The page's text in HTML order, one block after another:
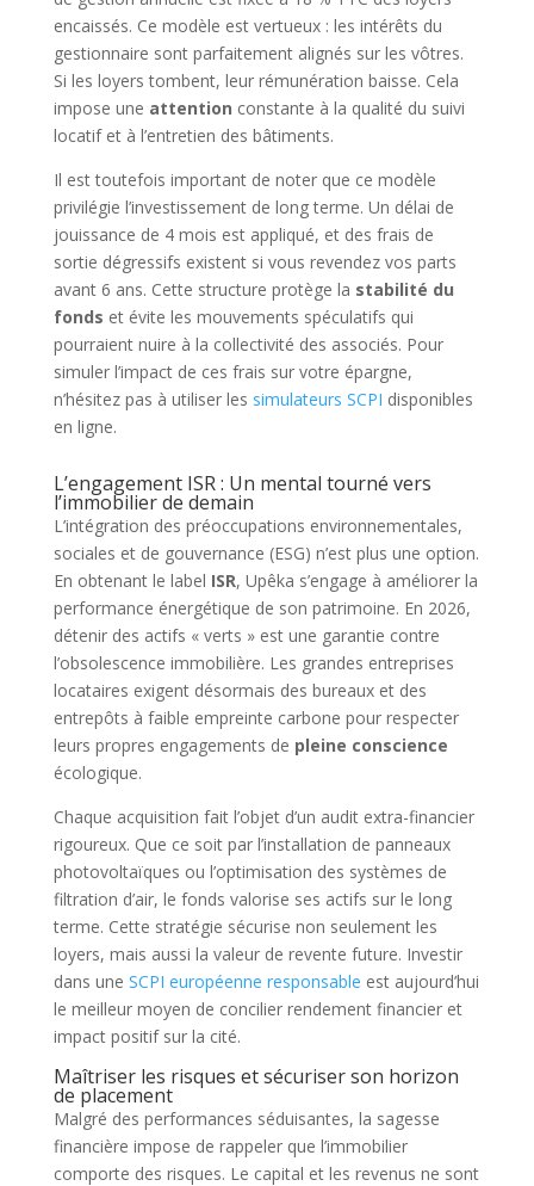
encaissés. Ce modèle est vertueux : les intérêts du
gestionnaire sont parfaitement alignés sur les vôtres.
Si les loyers tombent, leur rémunération baisse. Cela
impose une attention constante à la qualité du suivi
locatif et à l’entretien des bâtiments.
Il est toutefois important de noter que ce modèle
privilégie l’investissement de long terme. Un délai de
jouissance de 4 mois est appliqué, et des frais de
sortie dégressifs existent si vous revendez vos parts
avant 6 ans. Cette structure protège la stabilité du
fonds et évite les mouvements spéculatifs qui
pourraient nuire à la collectivité des associés. Pour
simuler l’impact de ces frais sur votre épargne,
n’hésitez pas à utiliser les simulateurs SCPI disponibles
en ligne.
L’engagement ISR : Un mental tourné vers
l’immobilier de demain
L’intégration des préoccupations environnementales,
sociales et de gouvernance (ESG) n’est plus une option.
En obtenant le label ISR, Upêka s’engage à améliorer la
performance énergétique de son patrimoine. En 2026,
détenir des actifs « verts » est une garantie contre
l’obsolescence immobilière. Les grandes entreprises
locataires exigent désormais des bureaux et des
entrepôts à faible empreinte carbone pour respecter
leurs propres engagements de pleine conscience
écologique.
Chaque acquisition fait l’objet d’un audit extra-financier
rigoureux. Que ce soit par l’installation de panneaux
photovoltaïques ou l’optimisation des systèmes de
filtration d’air, le fonds valorise ses actifs sur le long
terme. Cette stratégie sécurise non seulement les
loyers, mais aussi la valeur de revente future. Investir
dans une SCPI européenne responsable est aujourd’hui
le meilleur moyen de concilier rendement financier et
impact positif sur la cité.
Maîtriser les risques et sécuriser son horizon
de placement
Malgré des performances séduisantes, la sagesse
financière impose de rappeler que l’immobilier
comporte des risques. Le capital et les revenus ne sont